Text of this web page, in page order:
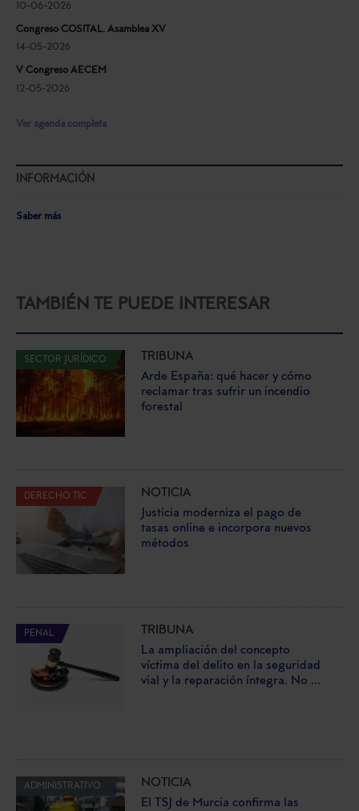
10-06-2026
Congreso COSITAL. Asamblea XV
14-05-2026
V Congreso AECEM
12-05-2026
Ver agenda completa
INFORMACIÓN
Saber más
TAMBIÉN TE PUEDE INTERESAR
SECTOR JURÍDICO
TRIBUNA
Arde España: qué hacer y cómo
reclamar tras sufrir un incendio
forestal
DERECHO TIC
NOTICIA
Justicia moderniza el pago de
tasas online e incorpora nuevos
métodos
PENAL
TRIBUNA
La ampliación del concepto
víctima del delito en la seguridad
vial y la reparación íntegra. No ...
ADMINISTRATIVO
NOTICIA
El TSJ de Murcia confirma las